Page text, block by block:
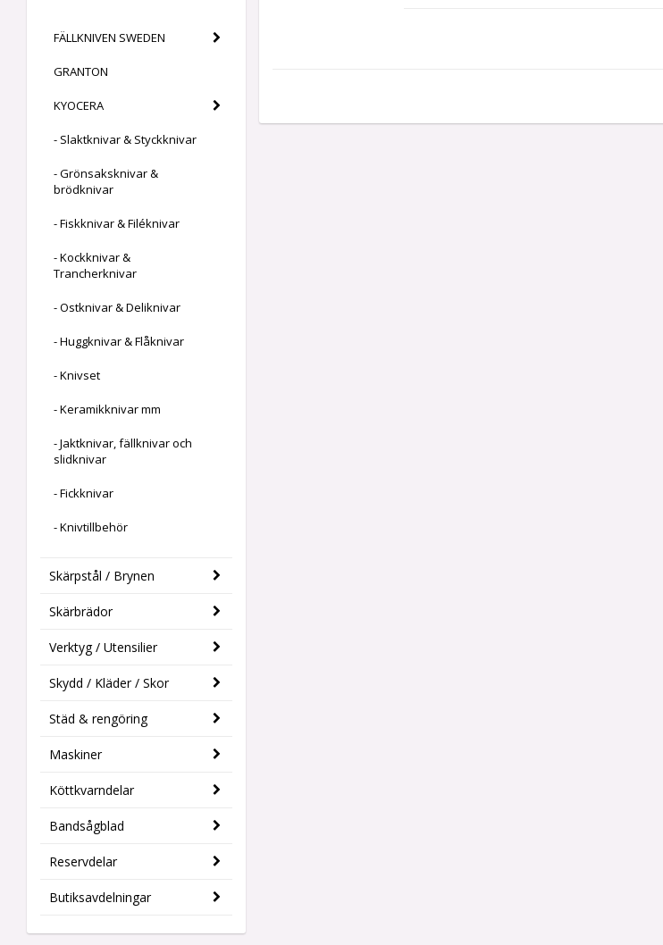
FÄLLKNIVEN SWEDEN
GRANTON
KYOCERA
- Slaktknivar & Styckknivar
- Grönsaksknivar &
brödknivar
- Fiskknivar & Filéknivar
- Kockknivar &
Trancherknivar
- Ostknivar & Deliknivar
- Huggknivar & Flåknivar
- Knivset
- Keramikknivar mm
- Jaktknivar, fällknivar och
slidknivar
- Fickknivar
- Knivtillbehör
Skärpstål / Brynen
Skärbrädor
Verktyg / Utensilier
Skydd / Kläder / Skor
Städ & rengöring
Maskiner
Köttkvarndelar
Bandsågblad
Reservdelar
Butiksavdelningar